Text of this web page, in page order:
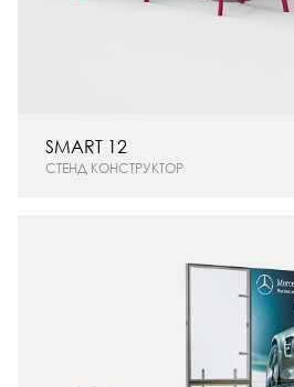
СТЕНД КОНСТРУКТОР
SMART 12